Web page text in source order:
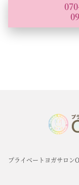
プライベートヨガサロン